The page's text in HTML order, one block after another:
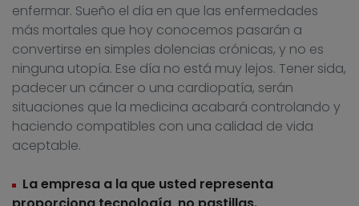
enfermar. Sueño el día en que las enfermedades
más mortales que hoy conocemos pasarán a
convertirse en simples dolencias crónicas, y no es
ninguna utopía. Ese día no está muy lejos. Tener sida,
padecer un cáncer o una cardiopatía, serán
situaciones que la medicina acabará controlando y
haciendo compatibles con una calidad de vida
aceptable.
La empresa a la que usted representa